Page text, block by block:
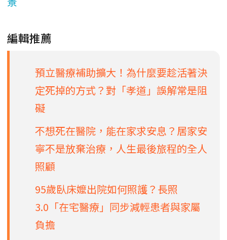
編輯推薦
預立醫療補助擴大！為什麼要趁活著決
定死掉的方式？對「孝道」誤解常是阻
礙
不想死在醫院，能在家求安息？居家安
寧不是放棄治療，人生最後旅程的全人
照顧
95歲臥床嬤出院如何照護？長照
3.0「在宅醫療」同步減輕患者與家屬
負擔